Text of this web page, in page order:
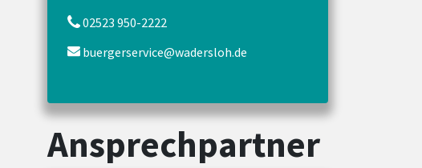
02523 950-2222
buergerservice@wadersloh.de
Ansprechpartner